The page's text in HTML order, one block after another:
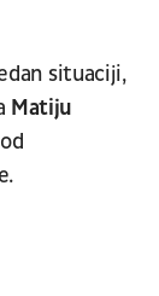
situaciji,
Matiju